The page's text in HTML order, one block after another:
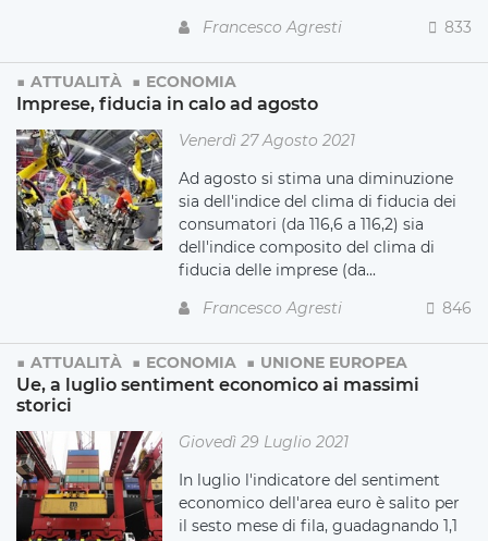
Francesco Agresti
833
ATTUALITÀ ECONOMIA
Imprese, fiducia in calo ad agosto
Venerdì 27 Agosto 2021
Ad agosto si stima una diminuzione
sia dell'indice del clima di fiducia dei
consumatori (da 116,6 a 116,2) sia
dell'indice composito del clima di
fiducia delle imprese (da...
Francesco Agresti
846
ATTUALITÀ ECONOMIA UNIONE EUROPEA
Ue, a luglio sentiment economico ai massimi
storici
Giovedì 29 Luglio 2021
In luglio l'indicatore del sentiment
economico dell'area euro è salito per
il sesto mese di fila, guadagnando 1,1